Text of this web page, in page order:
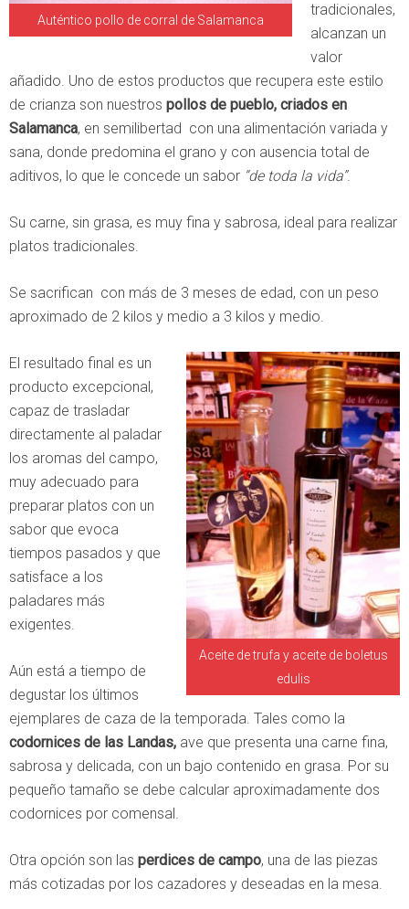
Auténtico pollo de corral de Salamanca
tradicionales,
alcanzan un
valor
añadido. Uno de estos productos que recupera este estilo
de crianza son nuestros pollos de pueblo, criados en
Salamanca, en semilibertad con una alimentación variada y
sana, donde predomina el grano y con ausencia total de
aditivos, lo que le concede un sabor “de toda la vida”.
Su carne, sin grasa, es muy fina y sabrosa, ideal para realizar
platos tradicionales.
Se sacrifican con más de 3 meses de edad, con un peso
aproximado de 2 kilos y medio a 3 kilos y medio.
Aceite de trufa y aceite de boletus
edulis
El resultado final es un
producto excepcional,
capaz de trasladar
directamente al paladar
los aromas del campo,
muy adecuado para
preparar platos con un
sabor que evoca
tiempos pasados y que
satisface a los
paladares más
exigentes.
Aún está a tiempo de
degustar los últimos
ejemplares de caza de la temporada. Tales como la
codornices de las Landas, ave que presenta una carne fina,
sabrosa y delicada, con un bajo contenido en grasa. Por su
pequeño tamaño se debe calcular aproximadamente dos
codornices por comensal.
Otra opción son las perdices de campo, una de las piezas
más cotizadas por los cazadores y deseadas en la mesa.